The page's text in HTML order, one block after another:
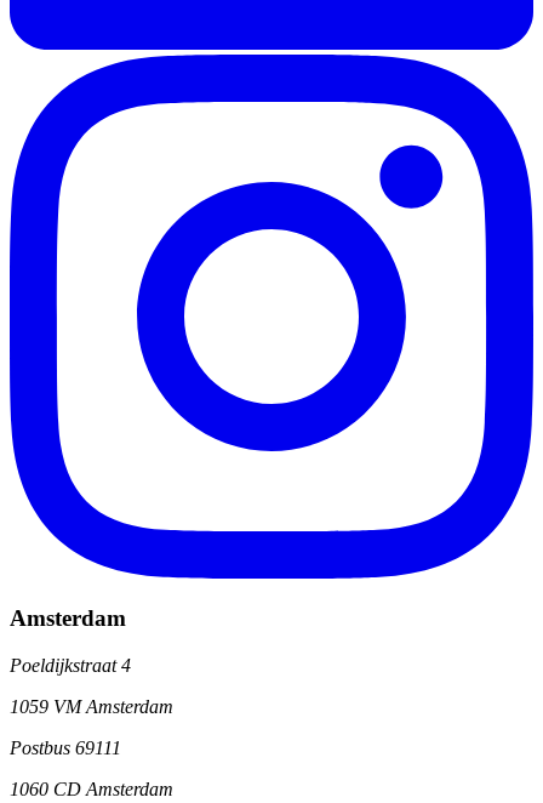
Amsterdam
Poeldijkstraat 4
1059 VM Amsterdam
Postbus 69111
1060 CD Amsterdam